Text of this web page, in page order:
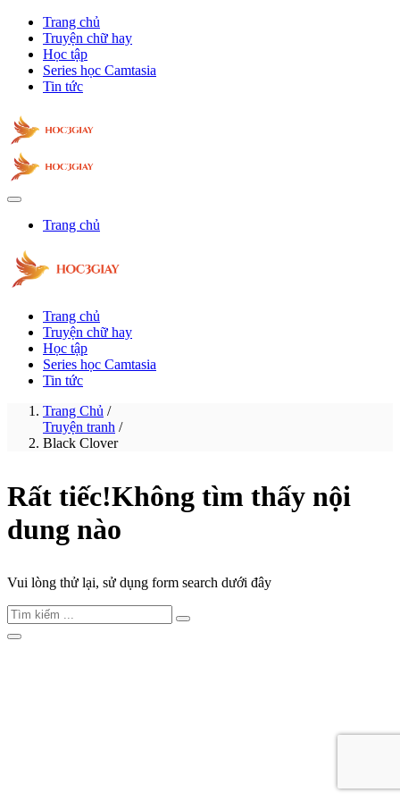
Trang chủ
Truyện chữ hay
Học tập
Series học Camtasia
Tin tức
Trang chủ
Trang chủ
Truyện chữ hay
Học tập
Series học Camtasia
Tin tức
Trang Chủ /
Truyện tranh /
Black Clover
Rất tiếc!Không tìm thấy nội
dung nào
Vui lòng thử lại, sử dụng form search dưới đây